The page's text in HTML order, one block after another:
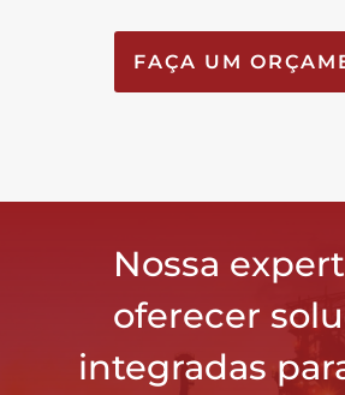
FAÇA UM
Nossa
oferecer
integradas